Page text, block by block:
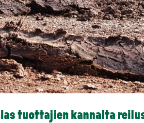
tuottajien kannalta